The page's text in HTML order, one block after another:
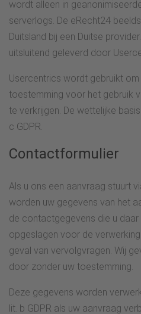
wordt alleen in
serverlogs. De eRecht24
Duitsland bij een Duitse
uitsluitend geleverd door
Usercentrics wordt gebruikt
toestemming voor het gebruik
te verkrijgen. De wettelijke
c GDPR.
Contactformulier
Als u ons een aanvraag stuurt
worden uw gegevens van het
de contactgegevens die u
opgeslagen voor de
geval van vervolgvragen. Wij
door zonder uw toestemming.
Deze gegevens worden
lit. b GDPR als uw aanvraag